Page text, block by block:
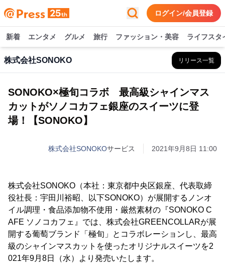
ログイン/会員登録
新着 エンタメ グルメ 旅行 ファッション・美容 ライフスタ
株式会社SONOKO リリース一覧
SONOKO×極旬コラボ 最高級シャインマス
カットがソノコカフェ銀座のスイーツに登
場！【SONOKO】
株式会社SONOKOサービス 2021年9月8日 11:00
株式会社SONOKO（本社：東京都中央区銀座、代表取締
役社長：宇田川裕昭、以下SONOKO）が展開するノンオ
イル調理・食品添加物不使用・厳然素材の『SONOKO C
AFE ソノコカフェ』では、株式会社GREENCOLLARが展
開する葡萄ブランド「極旬」とコラボレーションし、最高
級のシャインマスカットを使ったオリジナルスイーツを2
021年9月8日（水）より発売いたします。